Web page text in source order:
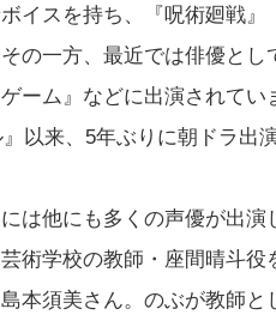
イスを持ち、『呪術廻戦
の一方、最近では俳優と
ーム』などに出演されてい
以来、5年ぶりに朝ドラ出
は他にも多くの声優が出演
術学校の教師・座間晴斗
本須美さん。のぶが教師